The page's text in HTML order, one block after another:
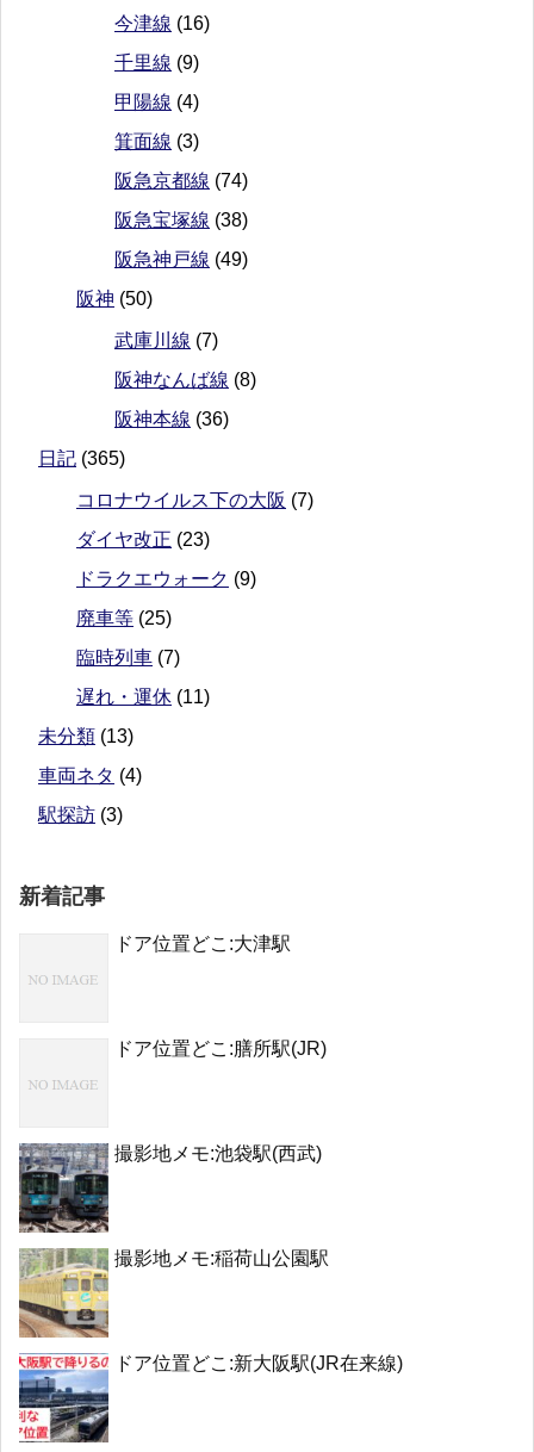
今津線 (16)
千里線 (9)
甲陽線 (4)
箕面線 (3)
阪急京都線 (74)
阪急宝塚線 (38)
阪急神戸線 (49)
阪神 (50)
武庫川線 (7)
阪神なんば線 (8)
阪神本線 (36)
日記 (365)
コロナウイルス下の大阪 (7)
ダイヤ改正 (23)
ドラクエウォーク (9)
廃車等 (25)
臨時列車 (7)
遅れ・運休 (11)
未分類 (13)
車両ネタ (4)
駅探訪 (3)
新着記事
ドア位置どこ:大津駅
ドア位置どこ:膳所駅(JR)
撮影地メモ:池袋駅(西武)
撮影地メモ:稲荷山公園駅
ドア位置どこ:新大阪駅(JR在来線)